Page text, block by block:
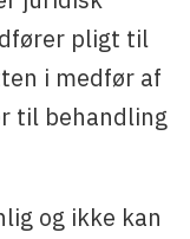
pligt til
i medfør af
til behandling
og ikke kan